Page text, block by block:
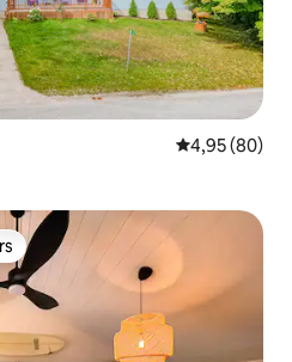
Note
4,95 (80)
les plus aimés